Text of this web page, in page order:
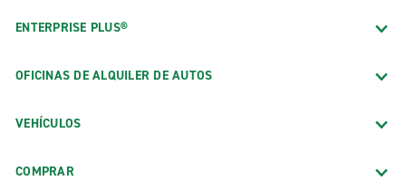
ENTERPRISE PLUS®
OFICINAS DE ALQUILER DE AUTOS
VEHÍCULOS
COMPRAR